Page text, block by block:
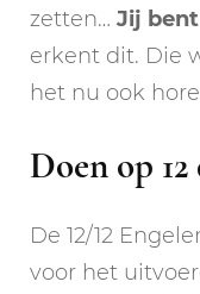
zetten… Jij
erkent dit. Die
het nu ook
Doen op
De 12/12
voor het